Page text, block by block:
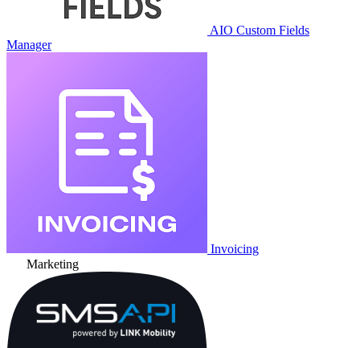
AIO Custom Fields
Manager
Invoicing
Marketing